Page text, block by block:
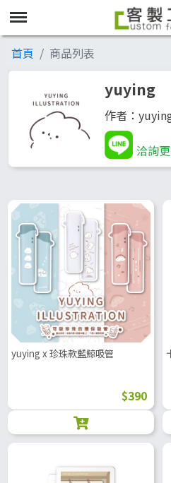
首頁 商品列表
yuying
作者：
洽詢
yuying x 珍珠款藍鯨吸管
$390